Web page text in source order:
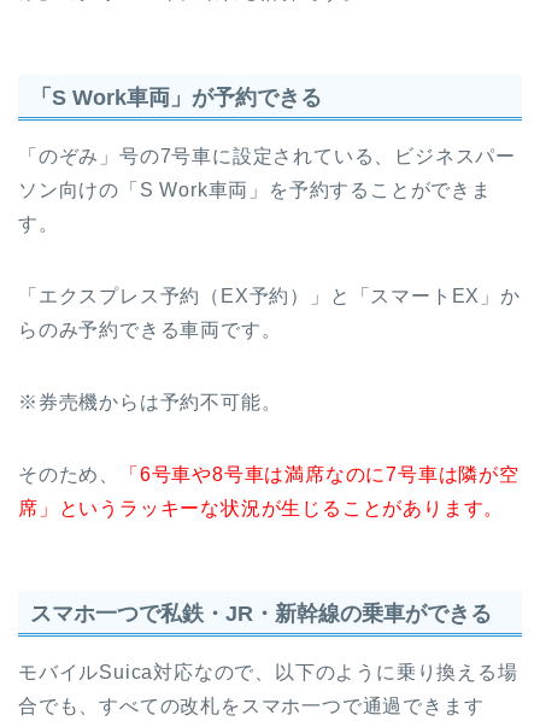
「S Work車両」が予約できる
「のぞみ」号の7号車に設定されている、ビジネスパー
ソン向けの「S Work車両」を予約することができま
す。
「エクスプレス予約（EX予約）」と「スマートEX」か
らのみ予約できる車両です。
※券売機からは予約不可能。
そのため、
「6号車や8号車は満席なのに7号車は隣が空
席」というラッキーな状況が生じることがあります。
スマホ一つで私鉄・JR・新幹線の乗車ができる
モバイルSuica対応なので、以下のように乗り換える場
合でも、すべての改札をスマホ一つで通過できます